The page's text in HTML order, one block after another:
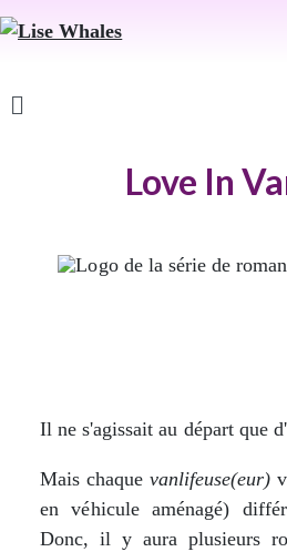
Love In
Il ne s'agissait au départ que
Mais chaque vanlifeuse(eur)
en véhicule aménagé)
Donc, il y aura plusieurs